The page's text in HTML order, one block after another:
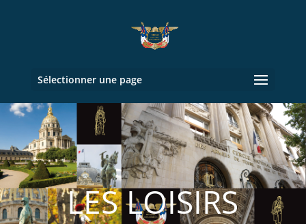
Sélectionner une page
LES LOISIRS